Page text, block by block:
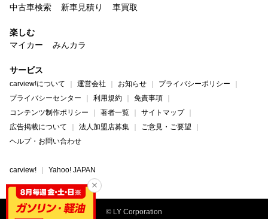
中古車検索
新車見積り 車買取
楽しむ
マイカー
みんカラ
サービス
carview!について 運営会社 お知らせ
プライバシーポリシー
プライバシーセンター
利用規約
免責事項
コンテンツ制作ポリシー
著者一覧
サイトマップ
広告掲載について
法人加盟店募集
ご意見・ご要望
ヘルプ・お問い合わせ
carview! Yahoo! JAPAN
© LY Corporation